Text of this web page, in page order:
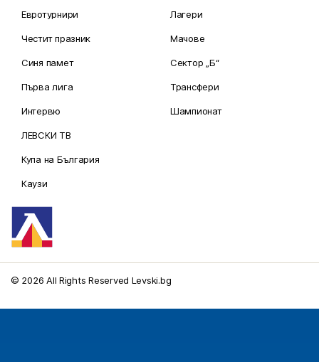
Евротурнири
Честит празник
Синя памет
Първа лига
Интервю
ЛЕВСКИ ТВ
Купа на България
Каузи
Лагери
Мачове
Сектор „Б“
Трансфери
Шампионат
© 2026 All Rights Reserved Levski.bg